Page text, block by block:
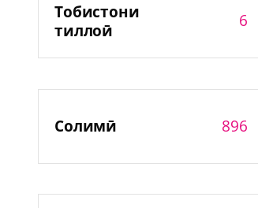
Тобистони
тиллоӣ
6
Солимӣ 896